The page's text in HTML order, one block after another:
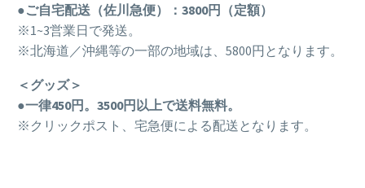
●ご自宅配送（佐川急便）：3800円（定額）
※1~3営業日で発送。
※北海道／沖縄等の一部の地域は、5800円となります。
＜グッズ＞
●一律450円。3500円以上で送料無料。
※クリックポスト、宅急便による配送となります。